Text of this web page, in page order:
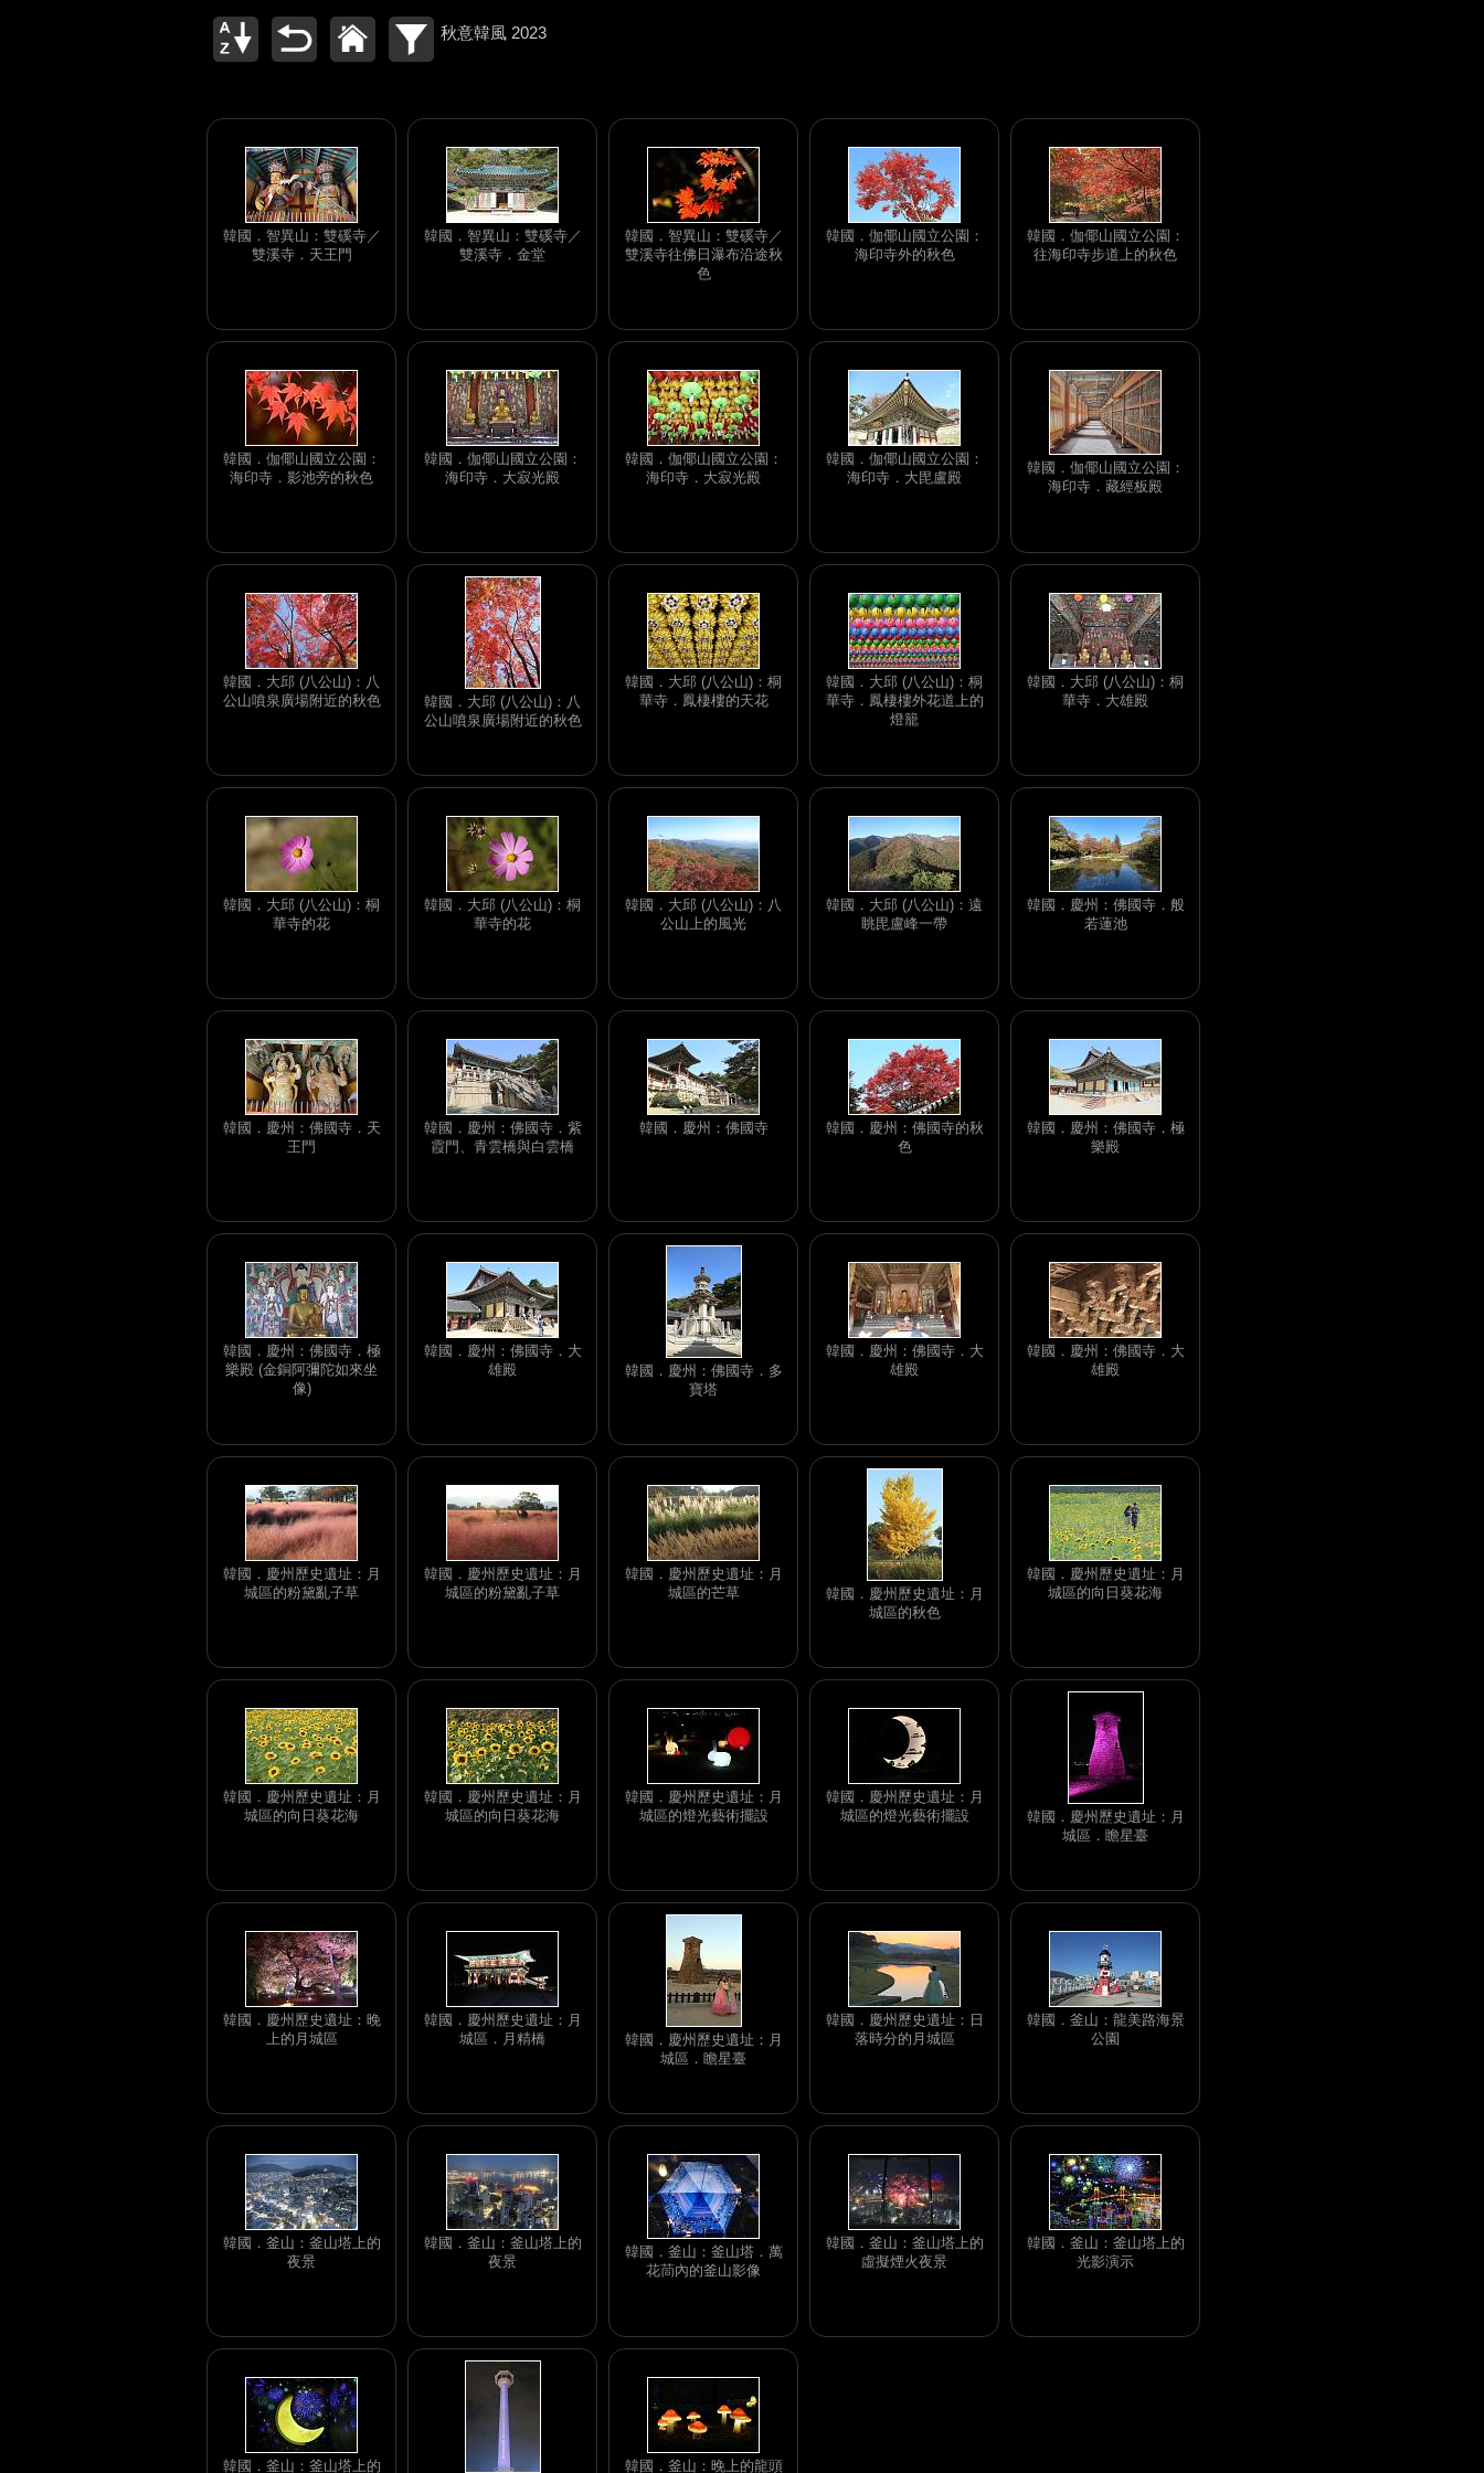
秋意韓風 2023
韓國．智異山：雙磎寺／
雙溪寺．天王門
韓國．智異山：雙磎寺／
雙溪寺．金堂
韓國．智異山：雙磎寺／
雙溪寺往佛日瀑布沿途秋
色
韓國．伽倻山國立公園：
海印寺外的秋色
韓國．伽倻山國立公園：
往海印寺步道上的秋色
韓國．伽倻山國立公園：
海印寺．影池旁的秋色
韓國．伽倻山國立公園：
海印寺．大寂光殿
韓國．伽倻山國立公園：
海印寺．大寂光殿
韓國．伽倻山國立公園：
海印寺．大毘盧殿
韓國．伽倻山國立公園：
海印寺．藏經板殿
韓國．大邱 (八公山)：八
公山噴泉廣場附近的秋色
韓國．大邱 (八公山)：八
公山噴泉廣場附近的秋色
韓國．大邱 (八公山)：桐
華寺．鳳棲樓的天花
韓國．大邱 (八公山)：桐
華寺．鳳棲樓外花道上的
燈籠
韓國．大邱 (八公山)：桐
華寺．大雄殿
韓國．大邱 (八公山)：桐
華寺的花
韓國．大邱 (八公山)：桐
華寺的花
韓國．大邱 (八公山)：八
公山上的風光
韓國．大邱 (八公山)：遠
眺毘盧峰一帶
韓國．慶州：佛國寺．般
若蓮池
韓國．慶州：佛國寺．天
王門
韓國．慶州：佛國寺．紫
霞門、青雲橋與白雲橋
韓國．慶州：佛國寺
韓國．慶州：佛國寺的秋
色
韓國．慶州：佛國寺．極
樂殿
韓國．慶州：佛國寺．極
樂殿 (金銅阿彌陀如來坐
像)
韓國．慶州：佛國寺．大
雄殿
韓國．慶州：佛國寺．多
寶塔
韓國．慶州：佛國寺．大
雄殿
韓國．慶州：佛國寺．大
雄殿
韓國．慶州歷史遺址：月
城區的粉黛亂子草
韓國．慶州歷史遺址：月
城區的粉黛亂子草
韓國．慶州歷史遺址：月
城區的芒草
韓國．慶州歷史遺址：月
城區的秋色
韓國．慶州歷史遺址：月
城區的向日葵花海
韓國．慶州歷史遺址：月
城區的向日葵花海
韓國．慶州歷史遺址：月
城區的向日葵花海
韓國．慶州歷史遺址：月
城區的燈光藝術擺設
韓國．慶州歷史遺址：月
城區的燈光藝術擺設
韓國．慶州歷史遺址：月
城區．瞻星臺
韓國．慶州歷史遺址：晚
上的月城區
韓國．慶州歷史遺址：月
城區．月精橋
韓國．慶州歷史遺址：月
城區．瞻星臺
韓國．慶州歷史遺址：日
落時分的月城區
韓國．釜山：龍美路海景
公園
韓國．釜山：釜山塔上的
夜景
韓國．釜山：釜山塔上的
夜景
韓國．釜山：釜山塔．萬
花茼內的釜山影像
韓國．釜山：釜山塔上的
虛擬煙火夜景
韓國．釜山：釜山塔上的
光影演示
韓國．釜山：釜山塔上的 韓國．釜山：晚上的龍頭